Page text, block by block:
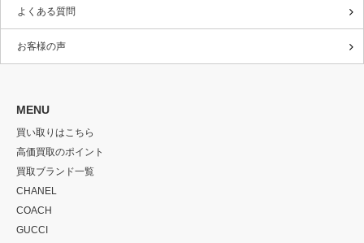
よくある質問
お客様の声
MENU
買い取りはこちら
高価買取のポイント
買取ブランド一覧
CHANEL
COACH
GUCCI